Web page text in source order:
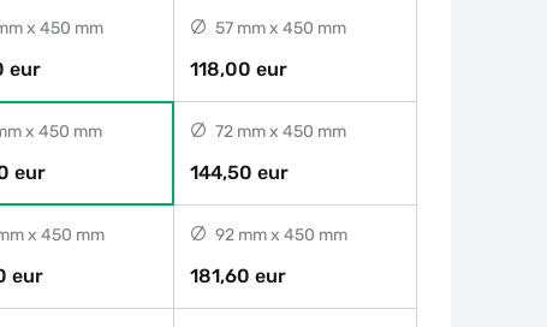
x 450 mm
eur
57 mm x 450 mm
118,00 eur
x 450 mm
eur
72 mm x 450 mm
144,50 eur
x 450 mm
eur
92 mm x 450 mm
181,60 eur